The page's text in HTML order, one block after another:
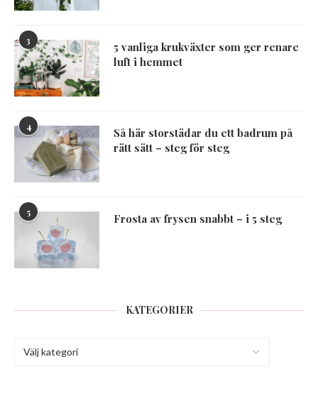
3
5 vanliga krukväxter som ger renare
luft i hemmet
4
Så här storstädar du ett badrum på
rätt sätt – steg för steg
5 Frosta av frysen snabbt – i 5 steg
KATEGORIER